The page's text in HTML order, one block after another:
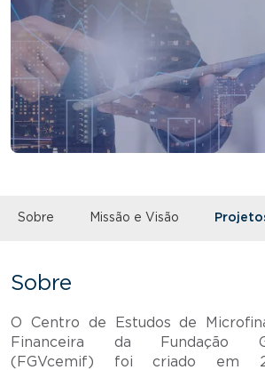
Sobre Missão e Visão
Sobre
O Centro de Estudos de
Financeira da Fundação
(FGVcemif) foi criado em